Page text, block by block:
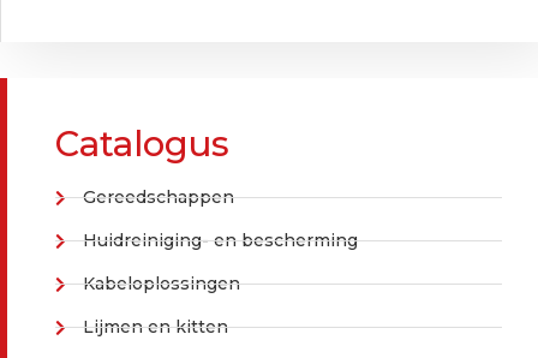
Catalogus
Gereedschappen
Huidreiniging- en bescherming
Kabeloplossingen
Lijmen en kitten